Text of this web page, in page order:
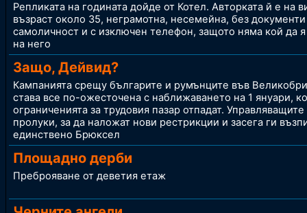
Репликата на годината дойде от Котел. Авторката й е на
възраст около 35, неграмотна, несемейна, без документи
самоличност и с изключен телефон, защото няма кой да
на него
Защо, Дейвид?
Кампанията срещу българите и румънците във
става все по-ожесточена с наближаването на 1 януари,
ограниченията за трудовия пазар отпадат. Управляващите
пролуки, за да наложат нови рестрикции и засега ги
единствено Брюксел
Площадно дерби
Преброяване от деветия етаж